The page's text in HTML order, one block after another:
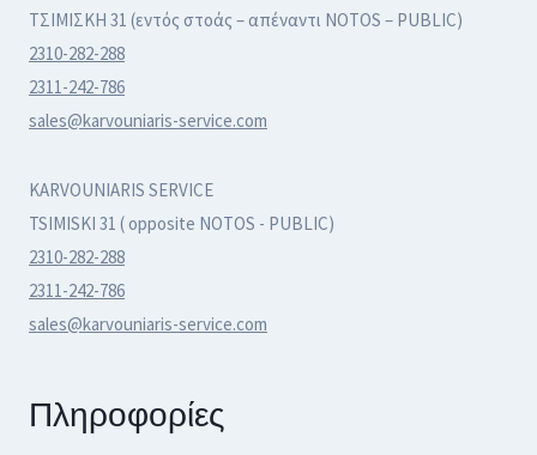
ΤΣΙΜΙΣΚΗ 31 (εντός στοάς – απέναντι NOTOS – PUBLIC)
2310-282-288
2311-242-786
sales@karvouniaris-service.com
KARVOUNIARIS SERVICE
TSIMISKI 31 ( opposite NOTOS - PUBLIC)
2310-282-288
2311-242-786
sales@karvouniaris-service.com
Πληροφορίες